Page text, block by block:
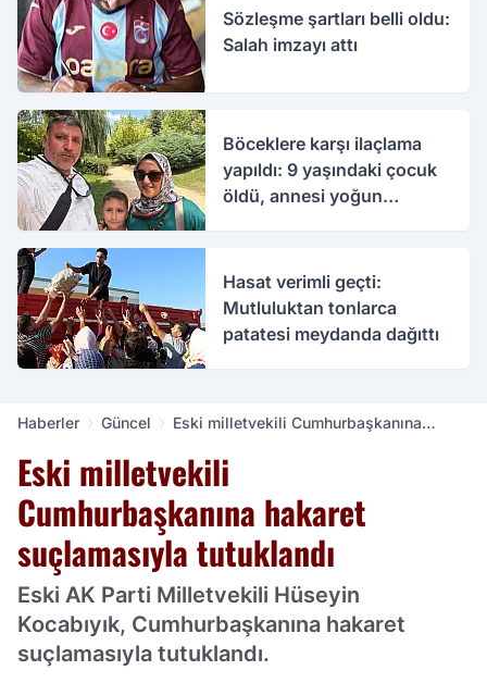
Sözleşme şartları belli oldu:
Salah imzayı attı
Böceklere karşı ilaçlama
yapıldı: 9 yaşındaki çocuk
öldü, annesi yoğun
Hasat verimli geçti:
Mutluluktan tonlarca
patatesi meydanda dağıttı
Haberler Güncel
Eski milletvekili Cumhurbaşkanına
Eski milletvekili
Cumhurbaşkanına hakaret
suçlamasıyla tutuklandı
Eski AK Parti Milletvekili Hüseyin
Kocabıyık, Cumhurbaşkanına hakaret
suçlamasıyla tutuklandı.